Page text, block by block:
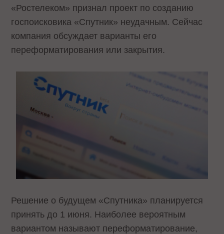
«Ростелеком» признал проект по созданию
госпоисковика «Спутник» неудачным. Сейчас
компания обсуждает варианты его
переформатирования или закрытия.
Решение о будущем «Спутника» планируется
принять до 1 июня. Наиболее вероятным
вариантом называют переформатирование,